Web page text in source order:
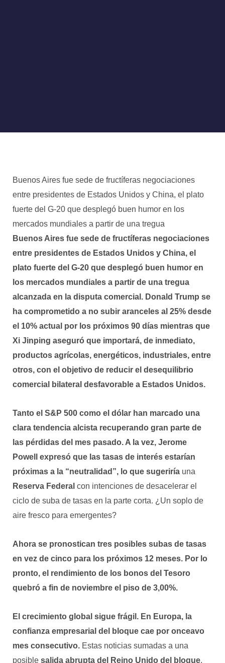
Buenos Aires fue sede de fructíferas negociaciones
entre presidentes de Estados Unidos y China, el plato
fuerte del G-20 que desplegó buen humor en los
mercados mundiales a partir de una tregua
Buenos Aires fue sede de fructíferas negociaciones
entre presidentes de Estados Unidos y China, el
plato fuerte del G-20 que desplegó buen humor en
los mercados mundiales a partir de una tregua
alcanzada en la disputa comercial . Donald Trump se
ha comprometido a no subir aranceles al 25% desde
el 10% actual por los próximos 90 días mientras que
Xi Jinping aseguró que importará, de inmediato,
productos agrícolas, energéticos, industriales, entre
otros, con el objetivo de reducir el desequilibrio
comercial bilateral desfavorable a Estados Unidos.
Tanto el S&P 500 como el dólar han marcado una
clara tendencia alcista recuperando gran parte de
las pérdidas del mes pasado. A la vez, Jerome
Powell expresó que las tasas de interés estarían
próximas a la “neutralidad”, lo que sugeriría una
Reserva Federal con intenciones de desacelerar el
ciclo de suba de tasas en la parte corta. ¿Un soplo de
aire fresco para emergentes?
Ahora se pronostican tres posibles subas de tasas
en vez de cinco para los próximos 12 meses. Por lo
pronto, el rendimiento de los bonos del Tesoro
quebró a fin de noviembre el piso de 3,00%.
El crecimiento global sigue frágil. En Europa, la
confianza empresarial del bloque cae por onceavo
mes consecutivo. Estas noticias sumadas a una
posible salida abrupta del Reino Unido del bloque,